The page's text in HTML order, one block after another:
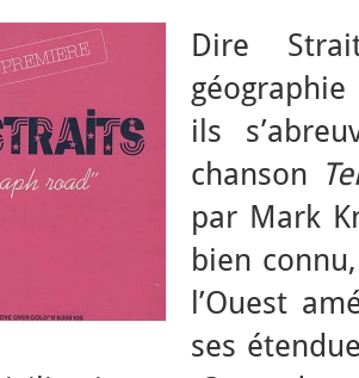
Dire
ils
chanson
par Mark
bien
l’Ouest
ses